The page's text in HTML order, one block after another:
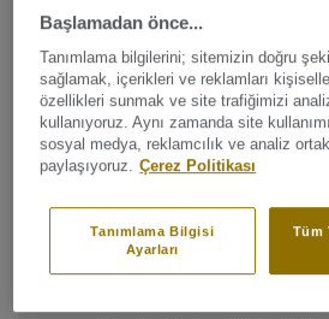
zemin kaplaması
Bağlayıcı içerik:Tip 1
Ticari sınıflandırma:Ticari
Endüstriyel sınıflandırma:43 Ağır
Yüzey koruması:Yeni iQ PUR
Rulo (1 ref.)
Başlamadan önce...
Tanımlama bilgilerini; sitemizin doğru
sağlamak, içerikleri ve reklamları
özellikleri sunmak ve site trafiğimizi
kullanıyoruz. Aynı zamanda site
sosyal medya, reklamcılık ve analiz
paylaşıyoruz.
Çerez Politikası
Tüm
Tanımlama Bilgisi
Ayarları